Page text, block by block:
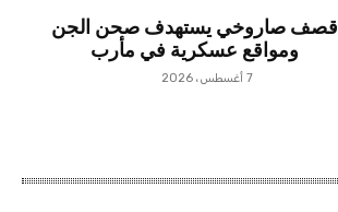
قصف صاروخي يستهدف صحن الجن
ومواقع عسكرية في مأرب
7 أغسطس، 2026